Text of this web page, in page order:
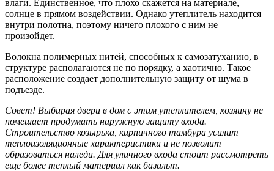
влаги. Единственное, что плохо скажется на материале,
солнце в прямом воздействии. Однако утеплитель находится
внутри полотна, поэтому ничего плохого с ним не
произойдет.
Волокна полимерных нитей, способных к самозатуханию, в
структуре располагаются не по порядку, а хаотично. Такое
расположение создает дополнительную защиту от шума в
подъезде.
Совет! Выбирая двери в дом с этим утеплителем, хозяину не
помешает продумать наружную защиту входа.
Строительство козырька, кирпичного тамбура усилит
теплоизоляционные характеристики и не позволит
образоваться наледи. Для уличного входа стоит рассмотреть
еще более теплый материал как базальт.